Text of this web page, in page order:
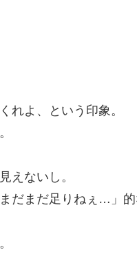
れよ、という印象。
えないし。
だまだ足りねぇ…」的